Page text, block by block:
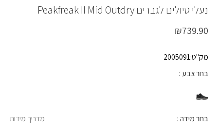
נעלי טיולים לגבריםPeakfreak II Mid Outdry
₪739.90
מק"ט:2005091
בחר צבע
בחר מידה מדריך מידות